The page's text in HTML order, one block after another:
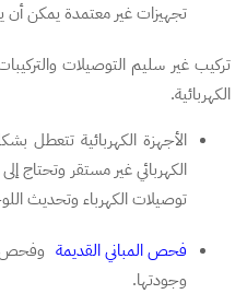
تجهيزات غير معتمدة يمكن أن
تركيب غير سليم التوصيلات
الكهربائية.
الأجهزة الكهربائية تتعطل
الكهربائي غير مستقر وتحتاج
توصيلات الكهرباء وتحديث
فحص المباني القديمة وفحص
وجودتها.